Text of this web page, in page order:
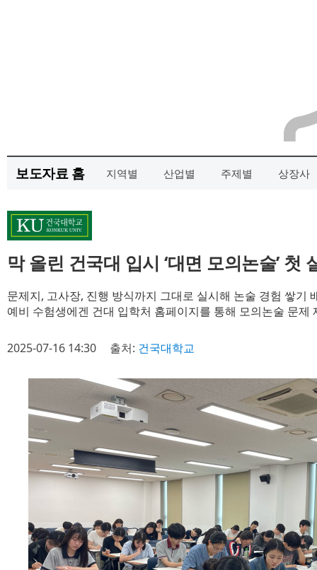
보도자료 홈 지역별 산업별 주제별 상장사
막 올린 건국대 입시 ‘대면 모의논술’ 첫
문제지, 고사장, 진행 방식까지 그대로 실시해 논술 경험 쌓기
예비 수험생에겐 건대 입학처 홈페이지를 통해 모의논술 문제
2025-07-16 14:30 출처: 건국대학교